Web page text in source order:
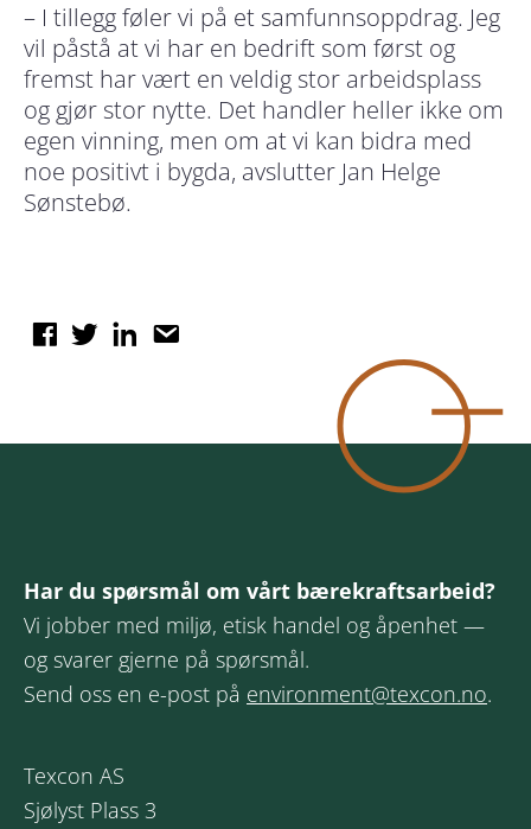
– I tillegg føler vi på et samfunnsoppdrag. Jeg
vil påstå at vi har en bedrift som først og
fremst har vært en veldig stor arbeidsplass
og gjør stor nytte. Det handler heller ikke om
egen vinning, men om at vi kan bidra med
noe positivt i bygda, avslutter Jan Helge
Sønstebø.
Har du spørsmål om vårt bærekraftsarbeid?
Vi jobber med miljø, etisk handel og åpenhet —
og svarer gjerne på spørsmål.
Send oss en e-post på environment@texcon.no.
Texcon AS
Sjølyst Plass 3